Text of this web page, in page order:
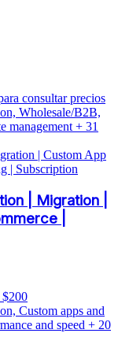
consultar precios
Wholesale/B2B,
management + 31
| Migration |
|
Custom apps and
and speed + 20